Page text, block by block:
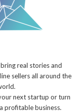
real stories and
sellers all around the
next startup or turn
profitable business.